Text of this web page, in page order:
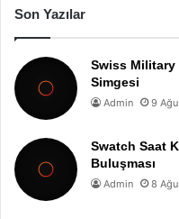
Son Yazılar
Swiss Military
Simgesi
Admin 9
Swatch Saat
Buluşması
Admin 8